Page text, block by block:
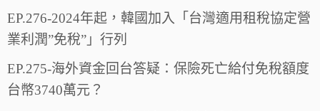
EP.276-2024年起，韓國加入「台灣適用租稅協定營
業利潤”免稅”」行列
EP.275-海外資金回台答疑：保險死亡給付免稅額度
台幣3740萬元？